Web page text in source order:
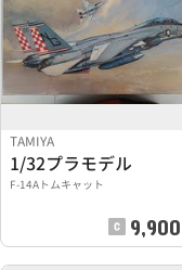
TAMIYA
1/32プラモデル
F-14Aトムキャット
9,900